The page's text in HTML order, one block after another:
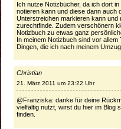
Ich nutze Notizbücher, da ich dort
notieren kann und diese dann auch
Unterstreichen markieren kann und
zurechtfinde. Zudem verschönern
Notizbuch zu etwas ganz
In meinem Notizbuch sind vor
Dingen, die ich nach meinem
Christian
21. März 2011 um 23:22 Uhr
@Franziska: danke für deine
vielfältig nutzt, wirst du hier im Blog
finden.